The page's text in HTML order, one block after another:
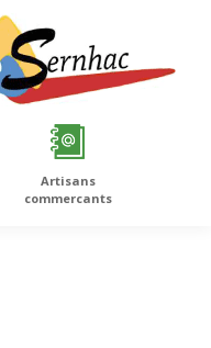
Artisans
commercants